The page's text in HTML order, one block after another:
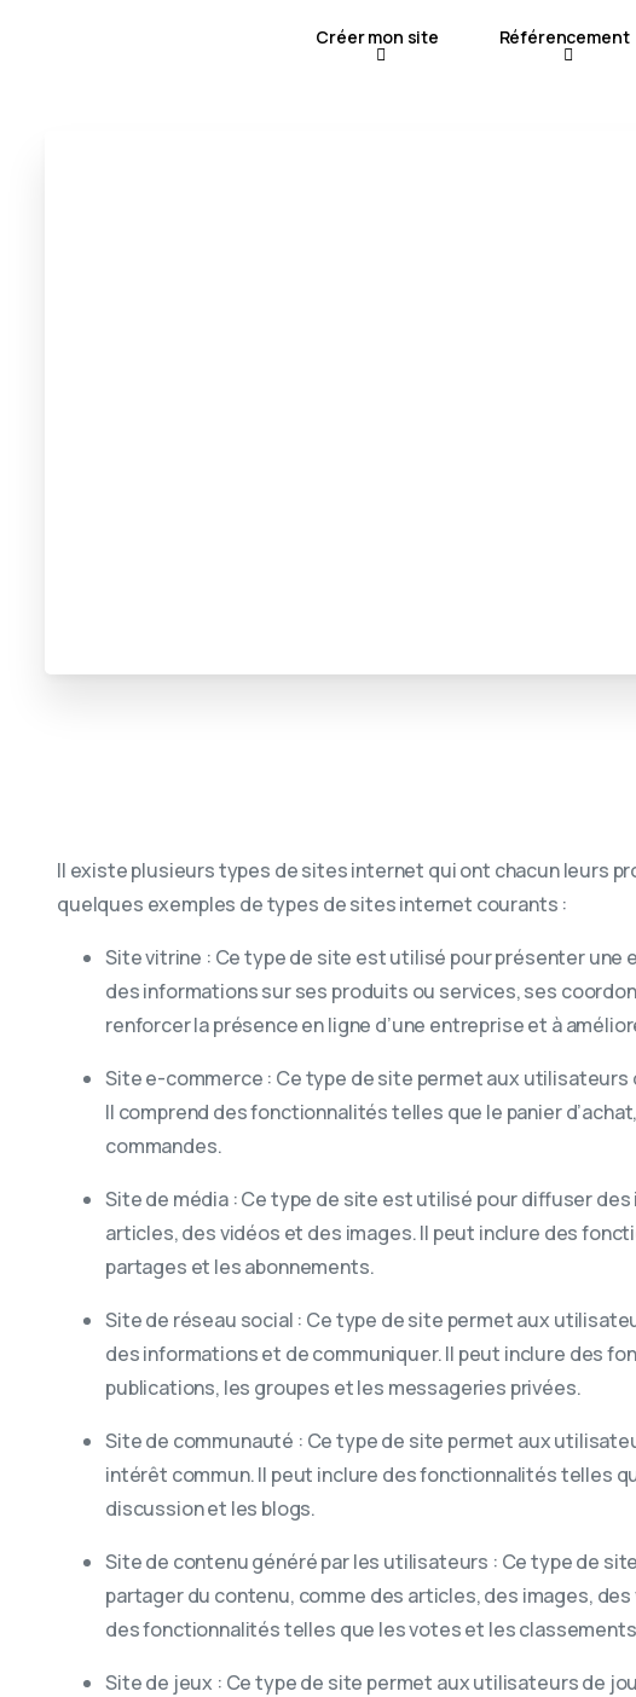
Créer mon site Référencement
Il existe plusieurs types de sites internet qui ont chacun leurs
quelques exemples de types de sites internet courants :
Site vitrine : Ce type de site est utilisé pour présenter une
des informations sur ses produits ou services, ses
renforcer la présence en ligne d’une entreprise et à
Site e-commerce : Ce type de site permet aux
Il comprend des fonctionnalités telles que le panier
commandes.
Site de média : Ce type de site est utilisé pour diffuser
articles, des vidéos et des images. Il peut inclure des
partages et les abonnements.
Site de réseau social : Ce type de site permet aux
des informations et de communiquer. Il peut inclure des
publications, les groupes et les messageries privées.
Site de communauté : Ce type de site permet aux
intérêt commun. Il peut inclure des fonctionnalités telles
discussion et les blogs.
Site de contenu généré par les utilisateurs : Ce type de
partager du contenu, comme des articles, des images,
des fonctionnalités telles que les votes et les
Site de jeux : Ce type de site permet aux utilisateurs de